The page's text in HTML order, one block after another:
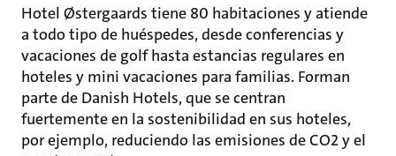
Hotel Østergaards tiene 80 habitaciones y atiende
a todo tipo de huéspedes, desde conferencias y
vacaciones de golf hasta estancias regulares en
hoteles y mini vacaciones para familias. Forman
parte de Danish Hotels, que se centran
fuertemente en la sostenibilidad en sus hoteles,
por ejemplo, reduciendo las emisiones de CO2 y el